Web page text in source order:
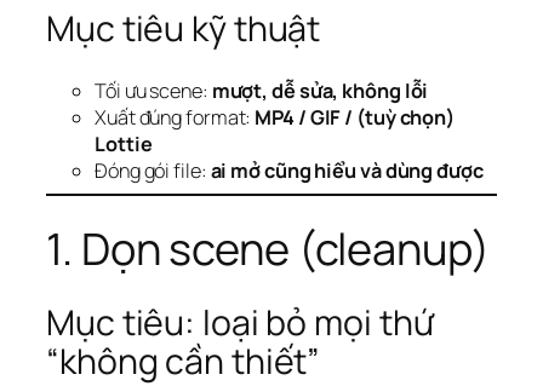
Mục tiêu kỹ thuật
Tối ưu scene: mượt, dễ sửa, không lỗi
Xuất đúng format: MP4 / GIF / (tuỳ chọn)
Lottie
Đóng gói file: ai mở cũng hiểu và dùng được
1. Dọn scene (cleanup)
Mục tiêu: loại bỏ mọi thứ
“không cần thiết”